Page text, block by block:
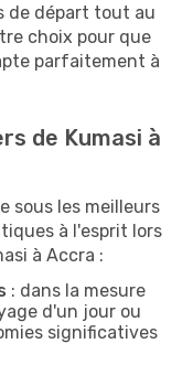
de départ tout au
choix pour que
parfaitement à
de Kumasi à
sous les meilleurs
à l'esprit lors
à Accra :
: dans la mesure
d'un jour ou
significatives